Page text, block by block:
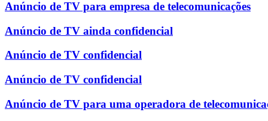
Anúncio de TV para empresa de telecomunicações
Anúncio de TV ainda confidencial
Anúncio de TV confidencial
Anúncio de TV confidencial
Anúncio de TV para uma operadora de